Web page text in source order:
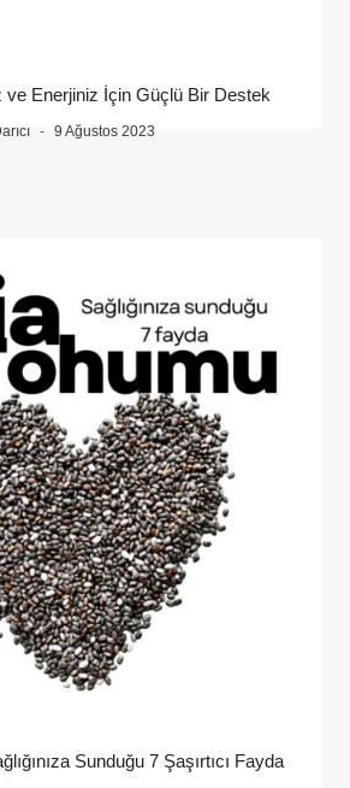
ve Enerjiniz İçin Güçlü Bir Destek
9 Ağustos 2023
Sunduğu 7 Şaşırtıcı Fayda